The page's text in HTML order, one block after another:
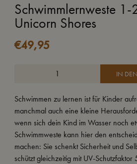
Schwimmlernweste 1-
Unicorn Shores
€49,95
IN
Schwimmen zu lernen ist für Kinder
manchmal auch eine kleine
wenn sich dein Kind im Wasser noch
Schwimmweste kann hier den
machen: Sie schenkt Sicherheit und
schützt gleichzeitig mit UV-